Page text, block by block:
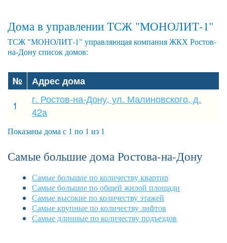
Дома в управлении ТСЖ "МОНОЛИТ-1"
ТСЖ "МОНОЛИТ-1" управляющая компания ЖКХ Ростов-
на-Дону список домов:
№
Адрес дома
1
г. Ростов-на-Дону, ул. Малиновского, д.
42а
Показаны дома с 1 по 1 из 1
Самые большие дома Ростова-на-Дону
Самые большие по количеству квартир
Самые большие по общей жилой площади
Самые высокие по количеству этажей
Самые крупные по количеству лифтов
Самые длинные по количеству подъездов